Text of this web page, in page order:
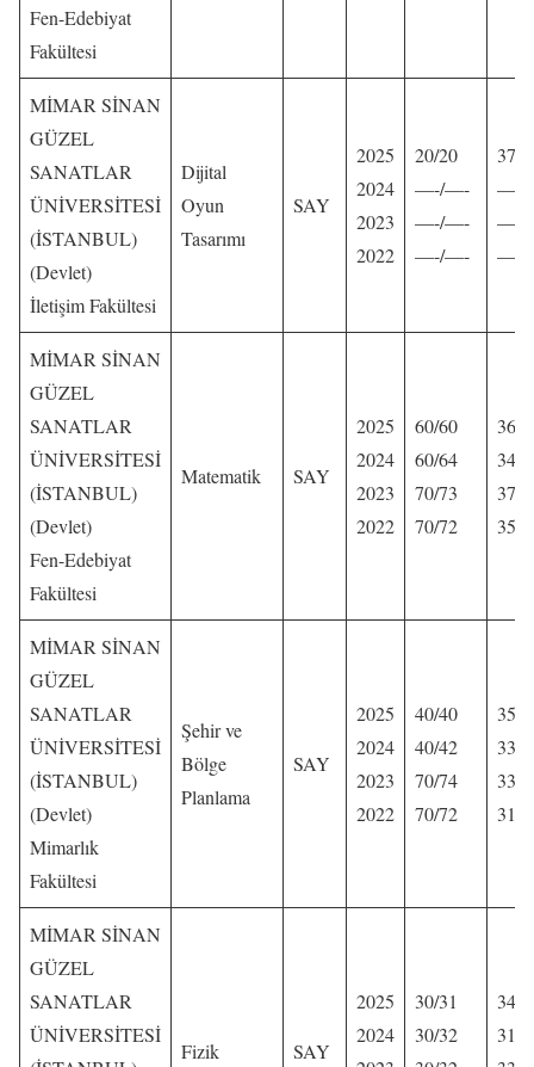
Fen-Edebiyat
Fakültesi
MİMAR SİNAN
GÜZEL
SANATLAR
ÜNİVERSİTESİ
(İSTANBUL)
(Devlet)
İletişim Fakültesi
Dijital
Oyun
Tasarımı
SAY
2025
2024
2023
2022
20/20
—-/—-
—-/—-
—-/—-
—-
—-
—-
MİMAR SİNAN
GÜZEL
SANATLAR
ÜNİVERSİTESİ
(İSTANBUL)
(Devlet)
Fen-Edebiyat
Fakültesi
Matematik SAY
2025
2024
2023
2022
60/60
60/64
70/73
70/72
MİMAR SİNAN
GÜZEL
SANATLAR
ÜNİVERSİTESİ
(İSTANBUL)
(Devlet)
Mimarlık
Fakültesi
Şehir ve
Bölge
Planlama
SAY
2025
2024
2023
2022
40/40
40/42
70/74
70/72
MİMAR SİNAN
GÜZEL
SANATLAR
ÜNİVERSİTESİ
Fizik SAY
2025
2024
30/31
30/32